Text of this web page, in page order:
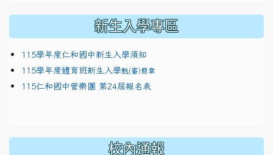
新生入學專區
115學年度仁和國中新生入學須知
115學年度體育班新生入學甄(審)簡章
115仁和國中管樂團 第24屆報名表
校內通報